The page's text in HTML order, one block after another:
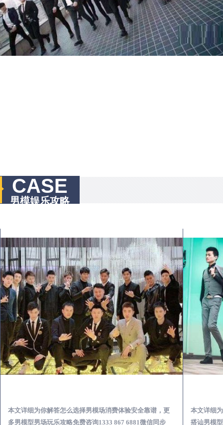
CASE
男模娱乐攻略
本文详细为你解答怎么选择男模场消费体验安全靠谱，更
多男模型男场玩乐攻略免费咨询1333 867 6881微信同步
本文详细
搭讪男模